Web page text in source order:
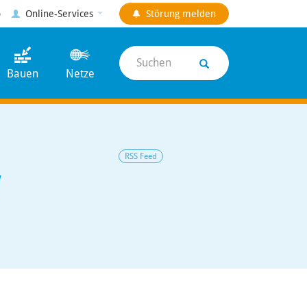
Online-Services Störung melden
Bauen Netze
Suchen
RSS Feed